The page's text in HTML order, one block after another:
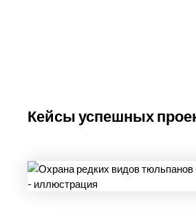
Кейсы успешных